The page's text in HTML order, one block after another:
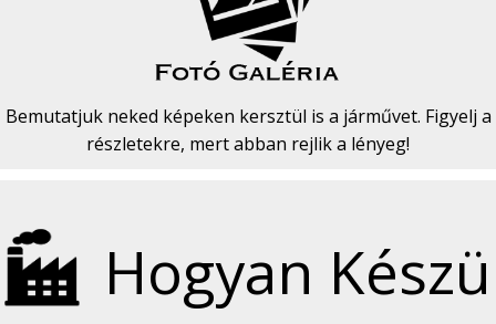
Bemutatjuk neked képeken kersztül is a járművet. Figyelj a
részletekre, mert abban rejlik a lényeg!
Hogyan